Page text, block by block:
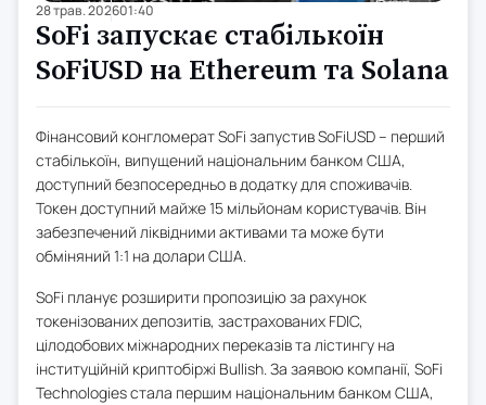
28 трав. 202601:40
SoFi запускає стабількоїн
SoFiUSD на Ethereum та Solana
Фінансовий конгломерат SoFi запустив SoFiUSD – перший
стабількоїн, випущений національним банком США,
доступний безпосередньо в додатку для споживачів.
Токен доступний майже 15 мільйонам користувачів. Він
забезпечений ліквідними активами та може бути
обміняний 1:1 на долари США.
SoFi планує розширити пропозицію за рахунок
токенізованих депозитів, застрахованих FDIC,
цілодобових міжнародних переказів та лістингу на
інституційній криптобіржі Bullish. За заявою компанії, SoFi
Technologies стала першим національним банком США,